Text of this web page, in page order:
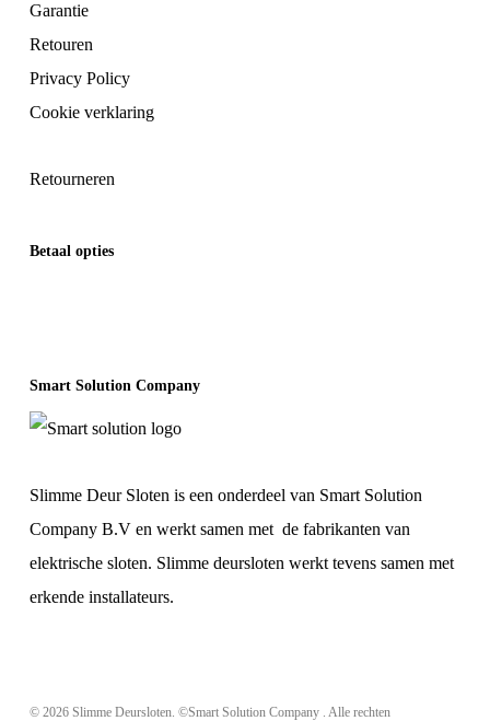
Garantie
Retouren
Privacy Policy
Cookie verklaring
Retourneren
Betaal opties
Smart Solution Company
Slimme Deur Sloten is een onderdeel van Smart Solution
Company B.V en werkt samen met de fabrikanten van
elektrische sloten. Slimme deursloten werkt tevens samen met
erkende installateurs.
© 2026 Slimme Deursloten. ©Smart Solution Company . Alle rechten